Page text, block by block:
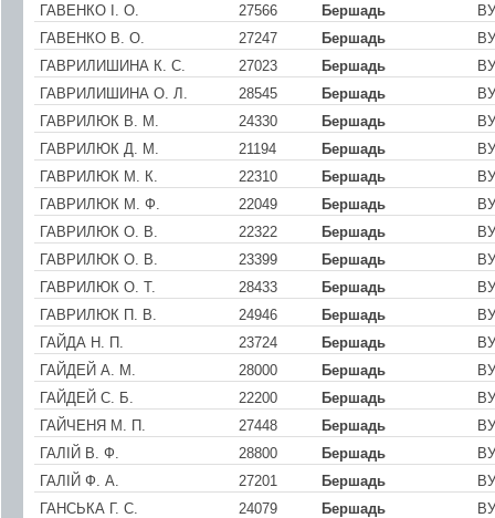
ГАВЕНКО I. О.
27566 Бершадь
ГАВЕНКО В. О.
27247 Бершадь
ГАВРИЛИШИНА К. С.
27023 Бершадь
ГАВРИЛИШИНА О. Л.
28545 Бершадь
ГАВРИЛЮК В. М.
24330 Бершадь
ГАВРИЛЮК Д. М.
21194 Бершадь
ГАВРИЛЮК М. К.
22310 Бершадь
ГАВРИЛЮК М. Ф.
22049 Бершадь
ГАВРИЛЮК О. В.
22322 Бершадь
ГАВРИЛЮК О. В.
23399 Бершадь
ГАВРИЛЮК О. Т.
28433 Бершадь
ГАВРИЛЮК П. В.
24946 Бершадь
ГАЙДА Н. П.
23724 Бершадь
ГАЙДЕЙ А. М.
28000 Бершадь
ГАЙДЕЙ С. Б.
22200 Бершадь
ГАЙЧЕНЯ М. П.
27448 Бершадь
ГАЛIЙ В. Ф.
28800 Бершадь
ГАЛIЙ Ф. А.
27201 Бершадь
ГАНСЬКА Г. С.
24079 Бершадь